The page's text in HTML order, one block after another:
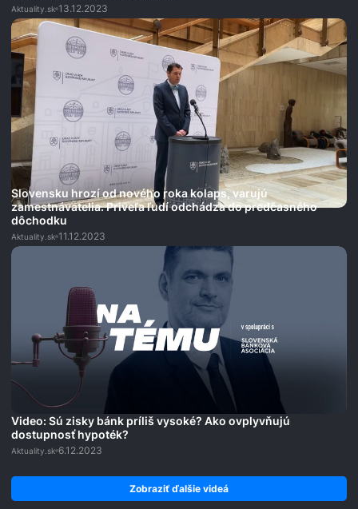
Aktuality.sk 13.12.2023
Slovensku hrozí od nového roka kolaps, varujú
zamestnávatelia. Priveľa ľudí odchádza do predčasného
dôchodku
Aktuality.sk 11.12.2023
Video: Sú zisky bánk príliš vysoké? Ako ovplyvňujú
dostupnosť hypoték?
Aktuality.sk 6.12.2023
Zobraziť ďalšie videá